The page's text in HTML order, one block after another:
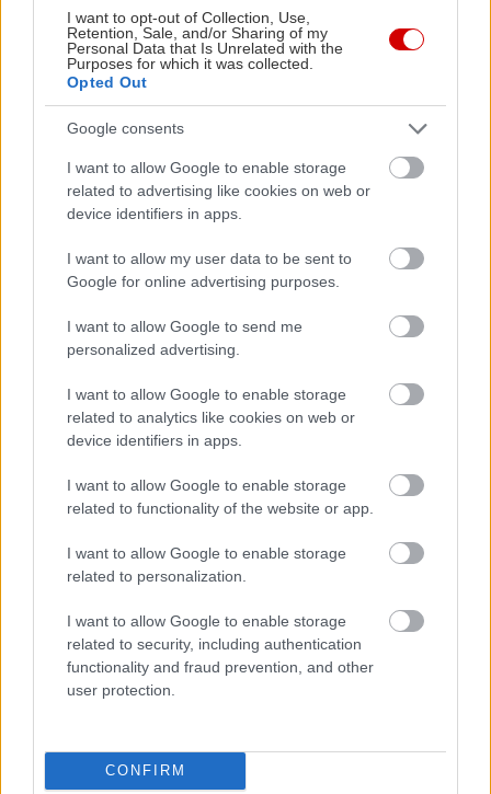
I want to opt-out of Collection, Use,
Retention, Sale, and/or Sharing of my
Personal Data that Is Unrelated with the
Purposes for which it was collected.
Opted Out
Google consents
I want to allow Google to enable storage
related to advertising like cookies on web or
device identifiers in apps.
I want to allow my user data to be sent to
Google for online advertising purposes.
I want to allow Google to send me
personalized advertising.
I want to allow Google to enable storage
related to analytics like cookies on web or
device identifiers in apps.
I want to allow Google to enable storage
related to functionality of the website or app.
I want to allow Google to enable storage
related to personalization.
I want to allow Google to enable storage
related to security, including authentication
functionality and fraud prevention, and other
user protection.
CONFIRM
2105711055, 2105759684
View this post on Instagram
A post shared by Μέλισσα Fine Pastry (@melissa.pastry)
Οι πειραματισμοί με νέες γεύσεις και
πρωτοποριακές συνταγές δεν σταματούν ποτέ
στη Μέλισσα που φιγουράρει στην κορυφή της
λίστας με τα πιο αγαπημένα ζαχαροπλαστεία των
δυτικών προαστίων. Καλοί οι πειραματισμοί δεν
λέμε, ωστόσο δεν πρέπει να ξεχνάμε και τις
παραδόσεις, για αυτό και στη Μέλισσα τις τηρούν
κι όσο χρειάζεται μελωμένες δίπλες, με